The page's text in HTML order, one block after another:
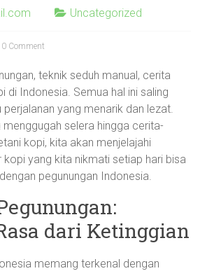
Uncategorized
0 Comment
teknik seduh manual, cerita
di Indonesia. Semua hal ini saling
yang menarik dan lezat.
selera hingga cerita-
kopi, kita akan menjelajahi
yang kita nikmati setiap hari bisa
pegunungan Indonesia.
dari Ketinggian
memang terkenal dengan